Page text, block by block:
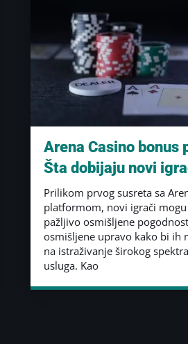
Arena Casino bonus
Šta dobijaju novi
Prilikom prvog susreta sa
platformom, novi igrači
pažljivo osmišljene
osmišljene upravo kako bi ih
na istraživanje širokog
usluga. Kao